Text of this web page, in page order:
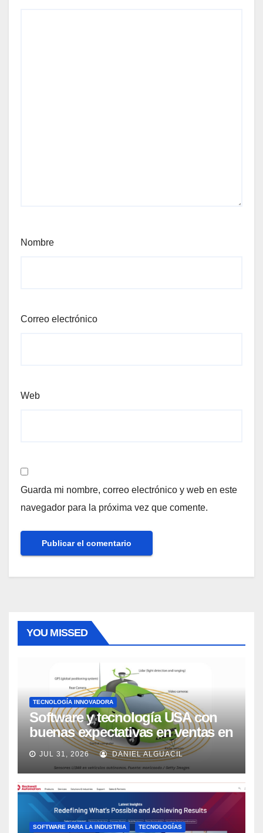
Nombre
Correo electrónico
Web
Guarda mi nombre, correo electrónico y web en este
navegador para la próxima vez que comente.
YOU MISSED
TECNOLOGÍA INNOVADORA
Software y tecnología USA con
buenas expectativas en ventas en
los próximos 2 años, según
Market Watch
JUL 31, 2026 DANIEL ALGUACIL
SOFTWARE PARA LA INDUSTRIA TECNOLOGÍAS